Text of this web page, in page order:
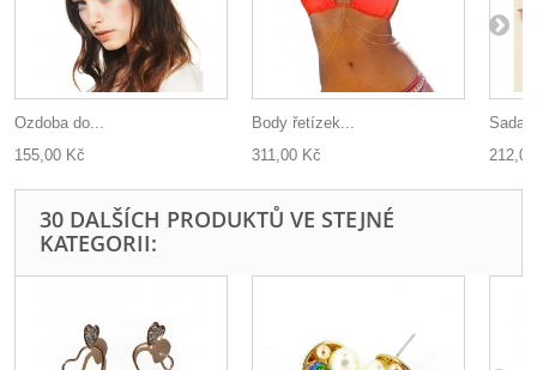
Ozdoba do...
155,00 Kč
Body řetízek...
311,00 Kč
30 DALŠÍCH PRODUKTŮ VE STEJNÉ
KATEGORII: